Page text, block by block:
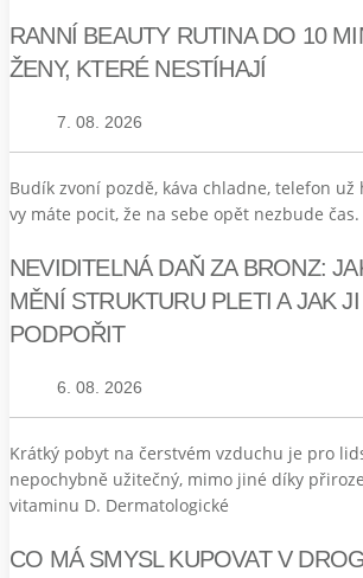
RANNÍ BEAUTY RUTINA DO 10
ŽENY, KTERÉ NESTÍHAJÍ
7. 08. 2026
Budík zvoní pozdě, káva chladne, telefon
vy máte pocit, že na sebe opět nezbude čas.
NEVIDITELNÁ DAŇ ZA BRONZ:
MĚNÍ STRUKTURU PLETI A JAK
PODPOŘIT
6. 08. 2026
Krátký pobyt na čerstvém vzduchu je pro
nepochybně užitečný, mimo jiné díky
vitaminu D. Dermatologické
CO MÁ SMYSL KUPOVAT V